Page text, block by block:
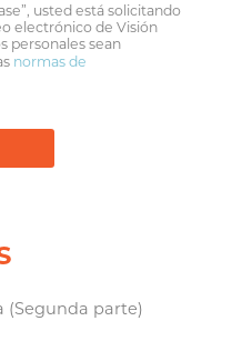
usted está solicitando
electrónico de Visión
personales sean
normas de
(Segunda parte)